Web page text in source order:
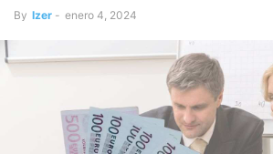
By Izer - enero 4, 2024